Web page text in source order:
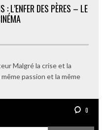
: L’ENFER DES PÈRES – LE
Malgré la crise et la
passion et la même
0